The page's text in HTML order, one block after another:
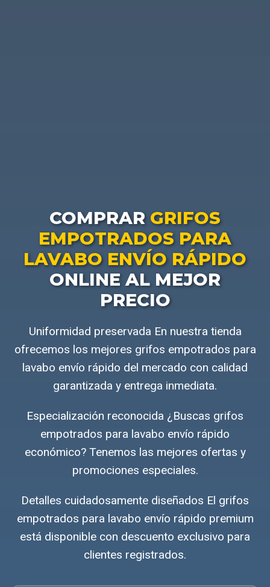
COMPRAR GRIFOS
EMPOTRADOS PARA
LAVABO ENVÍO RÁPIDO
ONLINE AL MEJOR
PRECIO
Uniformidad preservada En nuestra tienda
ofrecemos los mejores grifos empotrados para
lavabo envío rápido del mercado con calidad
garantizada y entrega inmediata.
Especialización reconocida ¿Buscas grifos
empotrados para lavabo envío rápido
económico? Tenemos las mejores ofertas y
promociones especiales.
Detalles cuidadosamente diseñados El grifos
empotrados para lavabo envío rápido premium
está disponible con descuento exclusivo para
clientes registrados.